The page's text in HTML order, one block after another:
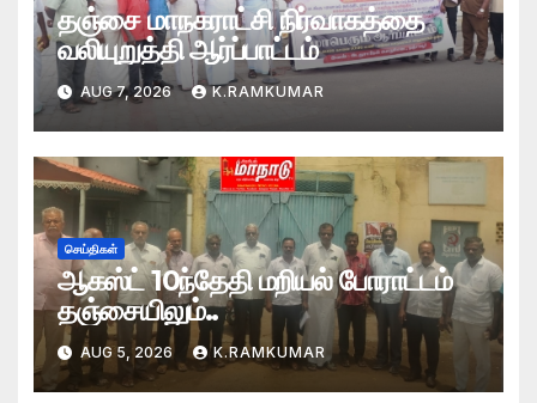
தஞ்சை மாநகராட்சி நிர்வாகத்தை
வலியுறுத்தி ஆர்ப்பாட்டம்
AUG 7, 2026 K.RAMKUMAR
செய்திகள்
ஆகஸ்ட் 10ந்தேதி மறியல் போராட்டம்
தஞ்சையிலும்..
AUG 5, 2026 K.RAMKUMAR